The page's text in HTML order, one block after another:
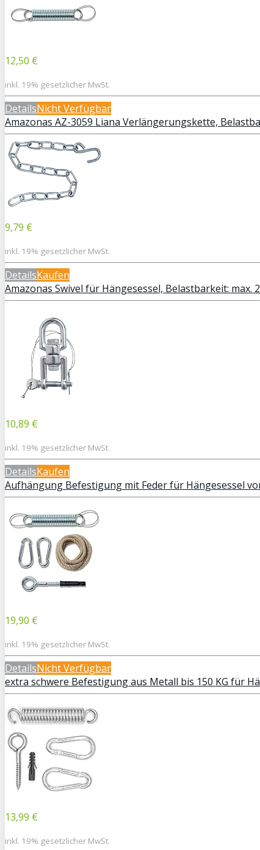
12,50 €
inkl. 19% gesetzlicher MwSt.
DetailsNicht Verfügbar
Amazonas AZ-3059 Liana Verlängerungskette,
9,79 €
inkl. 19% gesetzlicher MwSt.
DetailsKaufen
Amazonas Swivel für Hängesessel, Belastbarkeit: max.
10,89 €
inkl. 19% gesetzlicher MwSt.
DetailsKaufen
Aufhängung Befestigung mit Feder für Hängesessel
19,90 €
inkl. 19% gesetzlicher MwSt.
DetailsNicht Verfügbar
extra schwere Befestigung aus Metall bis 150 KG für
13,99 €
inkl. 19% gesetzlicher MwSt.